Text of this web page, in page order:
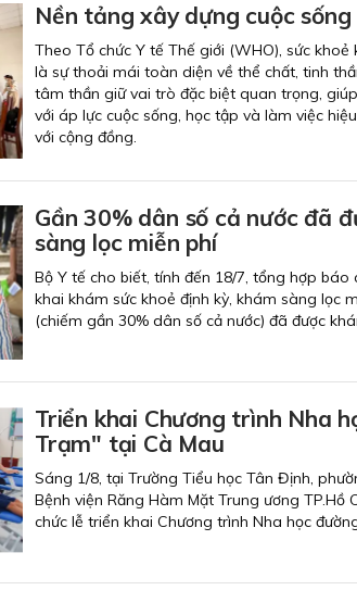
Nền tảng xây dựng cuộc
Theo Tổ chức Y tế Thế giới (WHO), sức
là sự thoải mái toàn diện về thể chất, tinh
tâm thần giữ vai trò đặc biệt quan trọng,
với áp lực cuộc sống, học tập và làm việc
với cộng đồng.
Gần 30% dân số cả nước đã
sàng lọc miễn phí
Bộ Y tế cho biết, tính đến 18/7, tổng hợp
khai khám sức khoẻ định kỳ, khám sàng lọc
(chiếm gần 30% dân số cả nước) đã được
Triển khai Chương trình Nha
Trạm" tại Cà Mau
Sáng 1/8, tại Trường Tiểu học Tân Định,
Bệnh viện Răng Hàm Mặt Trung ương
chức lễ triển khai Chương trình Nha học